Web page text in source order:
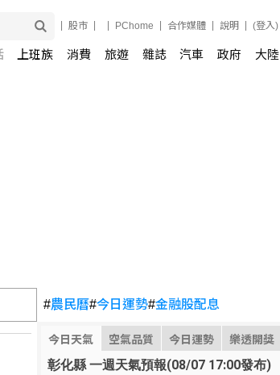
股市 PChome 合作媒體 說明 (登入)
上班族 消費 旅遊 雜誌 汽車 政府 大陸
#農民曆#今日運勢#金融股配息
今日天氣 空氣品質 今日運勢 樂透開獎
彰化縣 一週天氣預報(08/07 17:00發布)